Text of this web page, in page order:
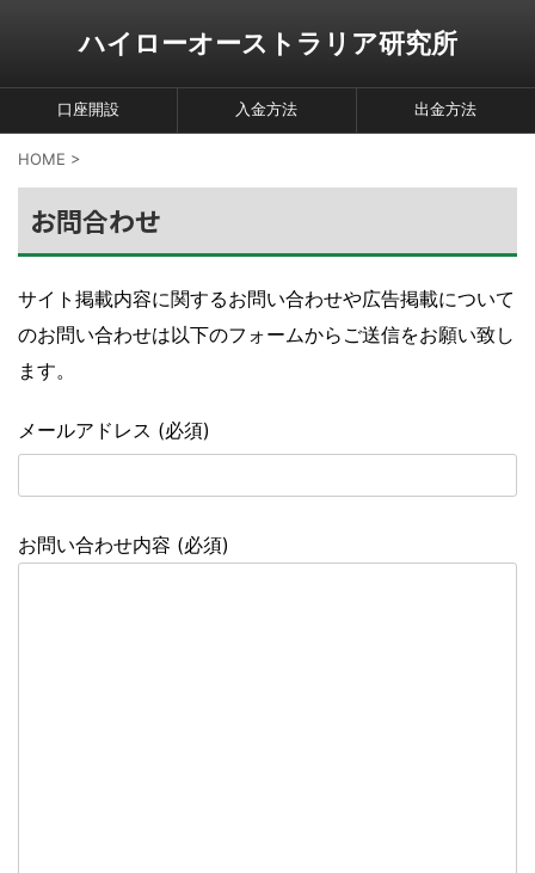
ハイローオーストラリア研究所
口座開設 入金方法 出金方法
HOME >
お問合わせ
サイト掲載内容に関するお問い合わせや広告掲載について
のお問い合わせは以下のフォームからご送信をお願い致し
ます。
メールアドレス (必須)
お問い合わせ内容 (必須)